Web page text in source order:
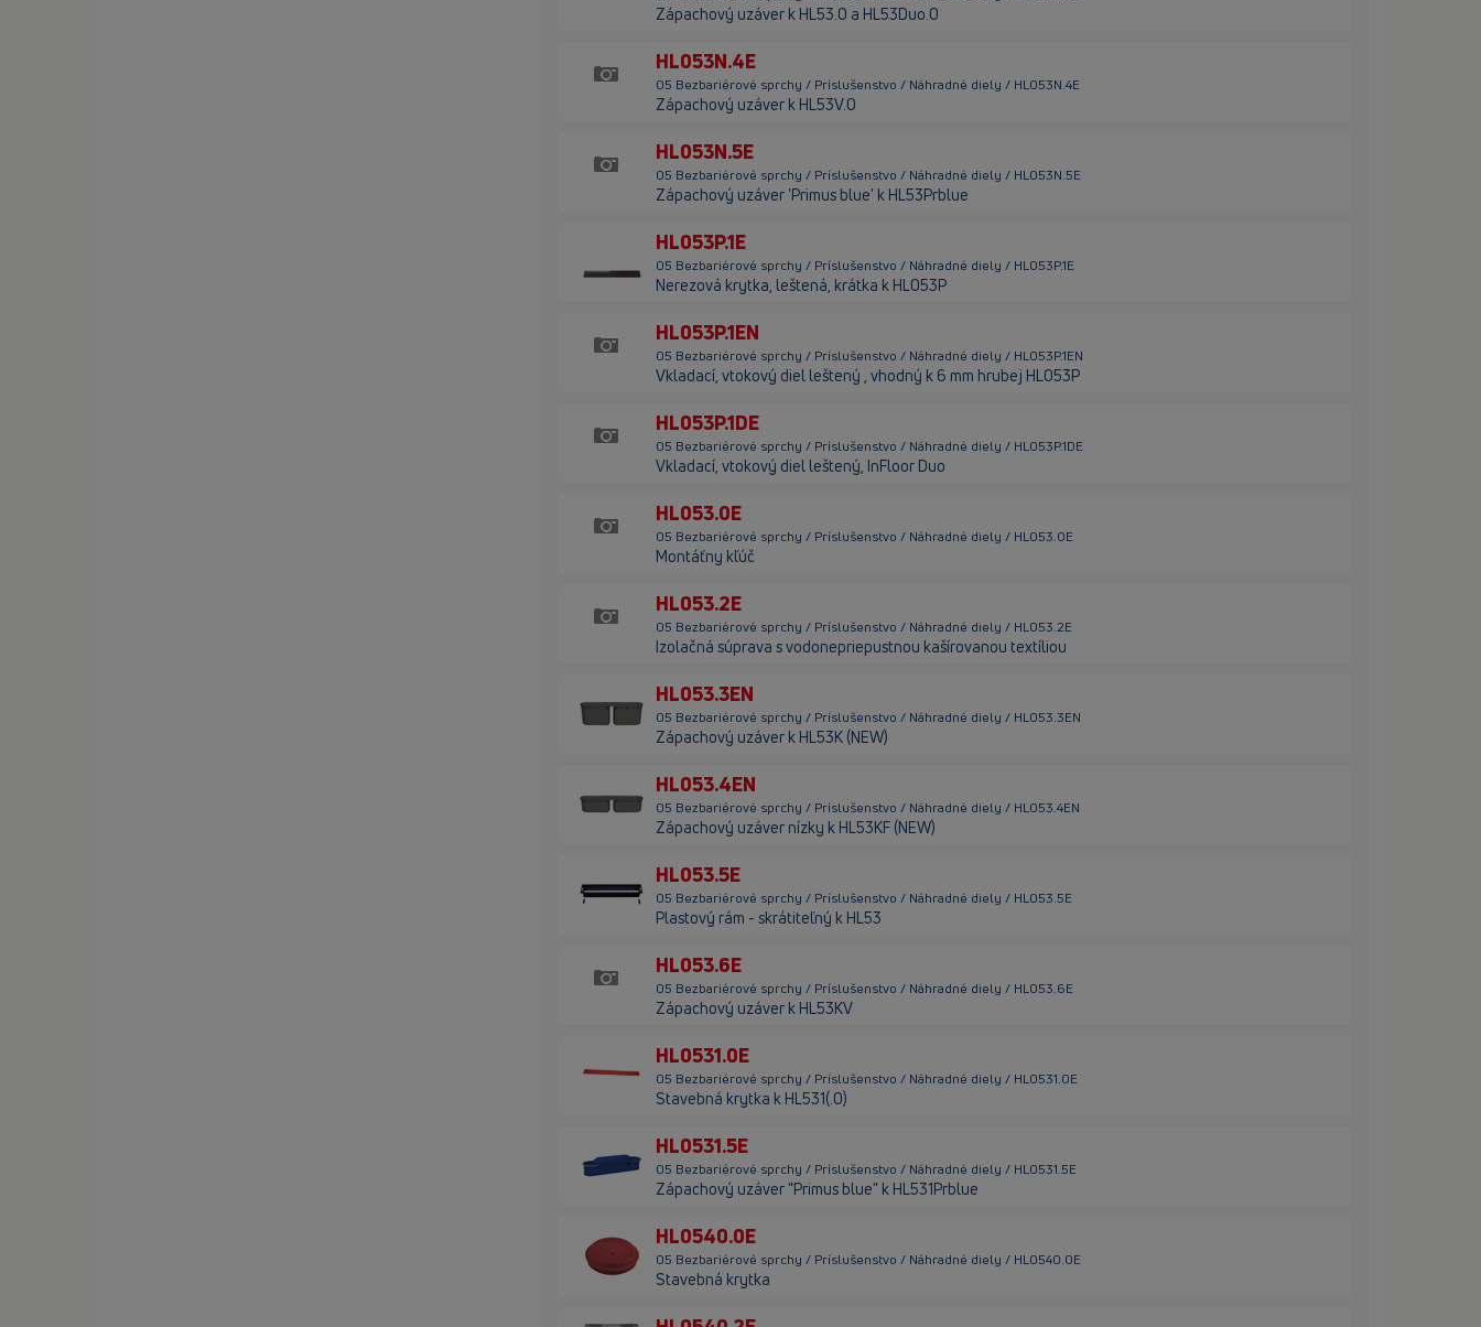
Zápachový uzáver k HL53.0 a HL53Duo.0
HL053N.4E
05 Bezbariérové sprchy / Príslušenstvo / Náhradné diely / HL053N.4E
Zápachový uzáver k HL53V.0
HL053N.5E
05 Bezbariérové sprchy / Príslušenstvo / Náhradné diely / HL053N.5E
Zápachový uzáver 'Primus blue' k HL53Prblue
HL053P.1E
05 Bezbariérové sprchy / Príslušenstvo / Náhradné diely / HL053P.1E
Nerezová krytka, leštená, krátka k HL053P
HL053P.1EN
05 Bezbariérové sprchy / Príslušenstvo / Náhradné diely / HL053P.1EN
Vkladací, vtokový diel leštený , vhodný k 6 mm hrubej HL053P
HL053P.1DE
05 Bezbariérové sprchy / Príslušenstvo / Náhradné diely / HL053P.1DE
Vkladací, vtokový diel leštený, InFloor Duo
HL053.0E
05 Bezbariérové sprchy / Príslušenstvo / Náhradné diely / HL053.0E
Montáťny kľúč
HL053.2E
05 Bezbariérové sprchy / Príslušenstvo / Náhradné diely / HL053.2E
Izolačná súprava s vodonepriepustnou kašírovanou textíliou
HL053.3EN
05 Bezbariérové sprchy / Príslušenstvo / Náhradné diely / HL053.3EN
Zápachový uzáver k HL53K (NEW)
HL053.4EN
05 Bezbariérové sprchy / Príslušenstvo / Náhradné diely / HL053.4EN
Zápachový uzáver nízky k HL53KF (NEW)
HL053.5E
05 Bezbariérové sprchy / Príslušenstvo / Náhradné diely / HL053.5E
Plastový rám - skrátiteľný k HL53
HL053.6E
05 Bezbariérové sprchy / Príslušenstvo / Náhradné diely / HL053.6E
Zápachový uzáver k HL53KV
HL0531.0E
05 Bezbariérové sprchy / Príslušenstvo / Náhradné diely / HL0531.0E
Stavebná krytka k HL531(.0)
HL0531.5E
05 Bezbariérové sprchy / Príslušenstvo / Náhradné diely / HL0531.5E
Zápachový uzáver "Primus blue" k HL531Prblue
HL0540.0E
05 Bezbariérové sprchy / Príslušenstvo / Náhradné diely / HL0540.0E
Stavebná krytka